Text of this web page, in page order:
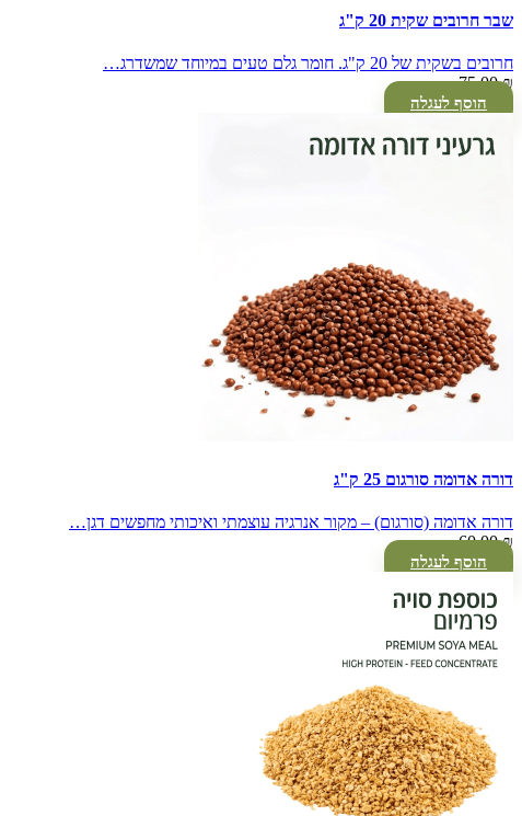
שבר חרובים שקית 20 ק"ג
חרובים בשקית של 20 ק"ג. חומר גלם טעים במיוחד שמשדרג…
75.00₪
הוסף לעגלה
דורה אדומה סורגום 25 ק"ג
דורה אדומה (סורגום) – מקור אנרגיה עוצמתי ואיכותי מחפשים דגן…
60.00₪
הוסף לעגלה